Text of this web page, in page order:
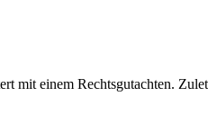
mit einem Rechtsgutachten.